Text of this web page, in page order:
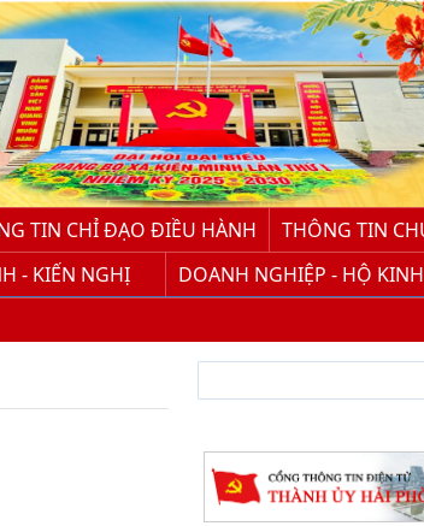
TIN CHỈ ĐẠO ĐIỀU HÀNH
THÔNG TIN
- KIẾN NGHỊ
DOANH NGHIỆP - HỘ